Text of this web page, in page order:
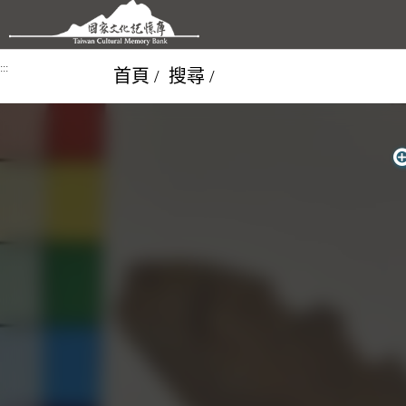
跳到主要內容區塊
::: 首頁 搜尋